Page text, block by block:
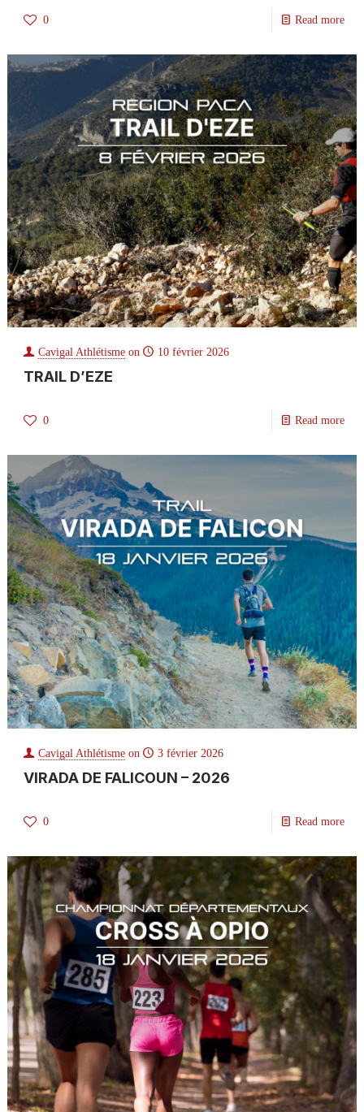
0 Read more
Cavigal Athlétisme on 10 février 2026
TRAIL D’EZE
0 Read more
Cavigal Athlétisme on 3 février 2026
VIRADA DE FALICOUN – 2026
0 Read more